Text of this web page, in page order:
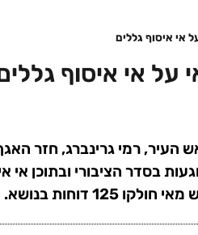
רמי גרינברג, חזר
בסדר הציבורי ובתוכן אי
דוחות בנושא.